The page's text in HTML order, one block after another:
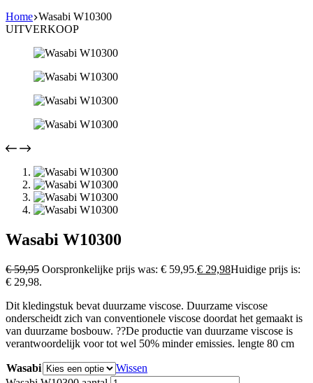
Home Wasabi W10300
UITVERKOOP
Wasabi W10300
€59,95 Oorspronkelijke prijs was: € 59,95.€ 29,98Huidige prijs is:
€ 29,98.
Dit kledingstuk bevat duurzame viscose. Duurzame viscose
onderscheidt zich van conventionele viscose doordat het gemaakt is
van duurzame bosbouw. ??De productie van duurzame viscose is
verantwoordelijk voor tot wel 50% minder emissies. lengte 80 cm
Wasabi
Wissen